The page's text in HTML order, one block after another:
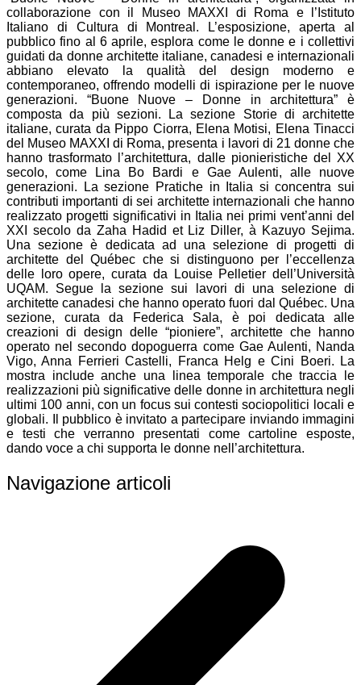
collaborazione con il Museo MAXXI di Roma e l’Istituto
Italiano di Cultura di Montreal. L’esposizione, aperta al
pubblico fino al 6 aprile, esplora come le donne e i collettivi
guidati da donne architette italiane, canadesi e internazionali
abbiano elevato la qualità del design moderno e
contemporaneo, offrendo modelli di ispirazione per le nuove
generazioni. “Buone Nuove – Donne in architettura” è
composta da più sezioni. La sezione Storie di architette
italiane, curata da Pippo Ciorra, Elena Motisi, Elena Tinacci
del Museo MAXXI di Roma, presenta i lavori di 21 donne che
hanno trasformato l’architettura, dalle pionieristiche del XX
secolo, come Lina Bo Bardi e Gae Aulenti, alle nuove
generazioni. La sezione Pratiche in Italia si concentra sui
contributi importanti di sei architette internazionali che hanno
realizzato progetti significativi in Italia nei primi vent’anni del
XXI secolo da Zaha Hadid et Liz Diller, à Kazuyo Sejima.
Una sezione è dedicata ad una selezione di progetti di
architette del Québec che si distinguono per l’eccellenza
delle loro opere, curata da Louise Pelletier dell’Università
UQAM. Segue la sezione sui lavori di una selezione di
architette canadesi che hanno operato fuori dal Québec. Una
sezione, curata da Federica Sala, è poi dedicata alle
creazioni di design delle “pioniere”, architette che hanno
operato nel secondo dopoguerra come Gae Aulenti, Nanda
Vigo, Anna Ferrieri Castelli, Franca Helg e Cini Boeri. La
mostra include anche una linea temporale che traccia le
realizzazioni più significative delle donne in architettura negli
ultimi 100 anni, con un focus sui contesti sociopolitici locali e
globali. Il pubblico è invitato a partecipare inviando immagini
e testi che verranno presentati come cartoline esposte,
dando voce a chi supporta le donne nell’architettura.
Navigazione articoli